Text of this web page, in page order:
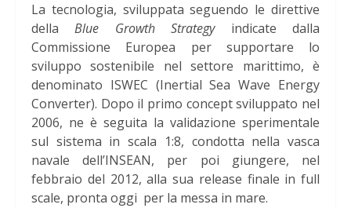
La tecnologia, sviluppata seguendo le direttive
dellaBlue Growth Strategyindicate dalla
Commissione Europea per supportare lo
sviluppo sostenibile nel settore marittimo, è
denominato ISWEC (Inertial Sea Wave Energy
Converter). Dopo il primo concept sviluppato nel
2006, ne è seguita la validazione sperimentale
sul sistema in scala 1:8, condotta nella vasca
navale dell’INSEAN, per poi giungere, nel
febbraio del 2012, alla sua release finale in full
scale, pronta oggi per la messa in mare.